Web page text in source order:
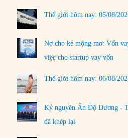
Thế giới hôm nay: 05/08/
Nợ cho kẻ mộng mơ: Vốn
việc cho startup vay vốn
Thế giới hôm nay: 06/08/
Kỷ nguyên Ấn Độ Dương -
đã khép lại